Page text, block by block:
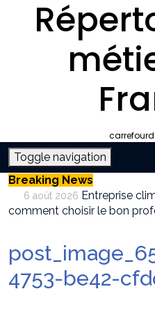
Toggle navigation
Breaking News
6 août 2026 Entreprise
comment choisir le bon
28 juillet 2026 SEO et IA :
pour apparaître dans les
22 juillet 2026 Stratégies
4753-be42-